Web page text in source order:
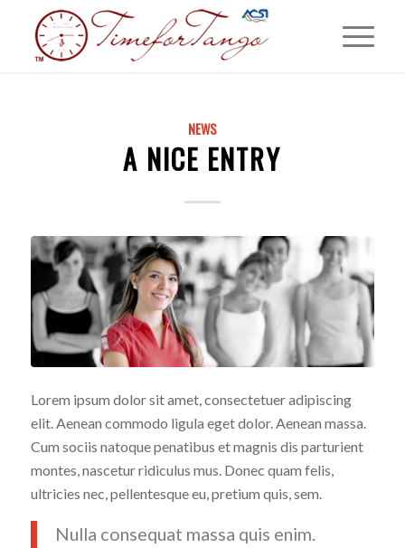
NEWS
A NICE ENTRY
Lorem ipsum dolor sit amet, consectetuer adipiscing
elit. Aenean commodo ligula eget dolor. Aenean massa.
Cum sociis natoque penatibus et magnis dis parturient
montes, nascetur ridiculus mus. Donec quam felis,
ultricies nec, pellentesque eu, pretium quis, sem.
Nulla consequat massa quis enim.